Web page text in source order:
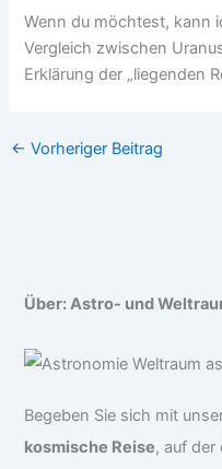
Wenn du möchtest, kann
Vergleich zwischen
Erklärung der „liegenden
← Vorheriger Beitrag
Über: Astro- und
Begeben Sie sich mit
kosmische Reise, auf